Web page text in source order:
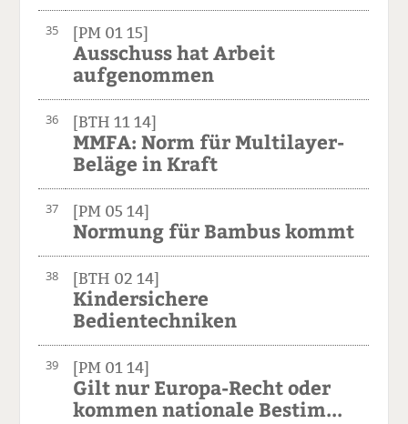
35 [PM 01 15]
Ausschuss hat Arbeit
aufgenommen
36 [BTH 11 14]
MMFA: Norm für Multilayer-
Beläge in Kraft
37 [PM 05 14]
Normung für Bambus kommt
38 [BTH 02 14]
Kindersichere
Bedientechniken
39 [PM 01 14]
Gilt nur Europa-Recht oder
kommen nationale Bestim...